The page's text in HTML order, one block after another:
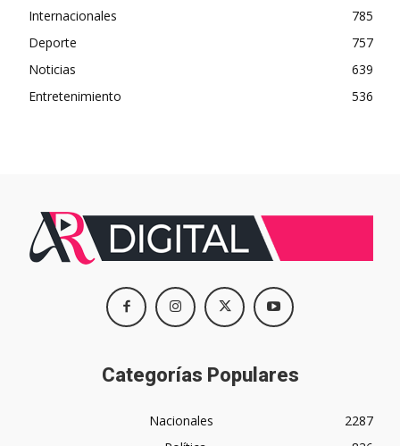
Internacionales
785
Deporte
757
Noticias
639
Entretenimiento
536
Categorías Populares
Nacionales
2287